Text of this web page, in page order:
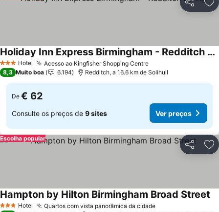
Partilhar
3 EstrelasHotel Acesso ao Kingfisher Shopping Centre
Holiday Inn Express Birmingham - Redditch By Ihg
8,3 Muito boa 6.194 Redditch, a 16.6 km de Solihull
De € 62
Consulte os preços de 9 sites Ver preços
Partilhar
Escolha popular
3 EstrelasHotel Quartos com vista panorâmica da cidade
Hampton by Hilton Birmingham Broad Street